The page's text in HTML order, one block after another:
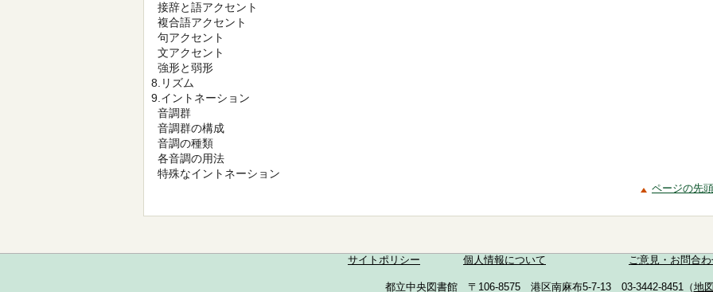
接辞と語アクセント
複合語アクセント
句アクセント
文アクセント
強形と弱形
8.リズム
9.イントネーション
音調群
音調群の構成
音調の種類
各音調の用法
特殊なイントネーション
ページの先
サイトポリシー 個人情報について ご意見・お問合
都立中央図書館 〒106-8575 港区南麻布5-7-13 03-3442-8451（地